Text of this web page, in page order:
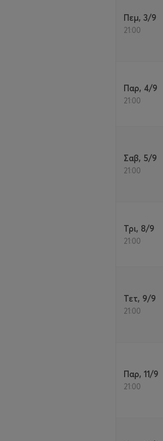
Πεμ, 3/9
21:00
Παρ, 4/9
21:00
Σαβ, 5/9
21:00
Τρι, 8/9
21:00
Τετ, 9/9
21:00
Παρ, 11/9
21:00